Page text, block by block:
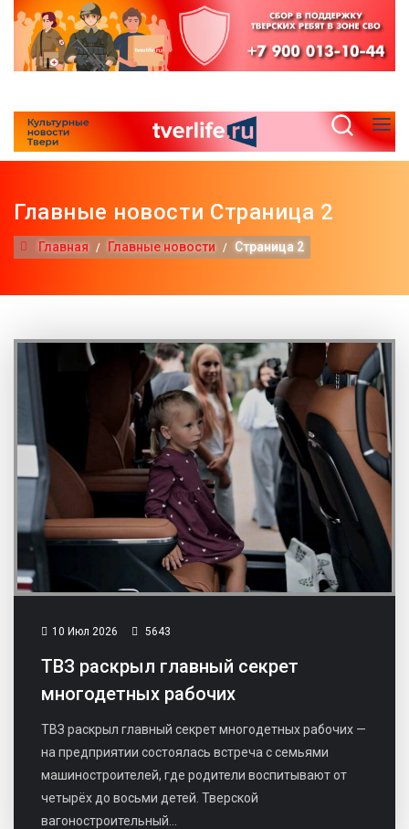
Главные новости Страница 2
Главная Главные новости Страница 2
10 Июл 2026 5643
ТВЗ раскрыл главный секрет
многодетных рабочих
ТВЗ раскрыл главный секрет многодетных рабочих —
на предприятии состоялась встреча с семьями
машиностроителей, где родители воспитывают от
четырёх до восьми детей. Тверской
вагоностроительный...